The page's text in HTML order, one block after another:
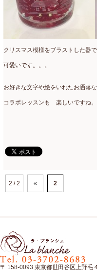
クリスマス模様をブラストした器
可愛いです。。。
お好きな文字や絵をいれたお洒落
コラボレッスンも 楽しいですね。
2 / 2 « 2
〒 158-0093 東京都世田谷区上野毛